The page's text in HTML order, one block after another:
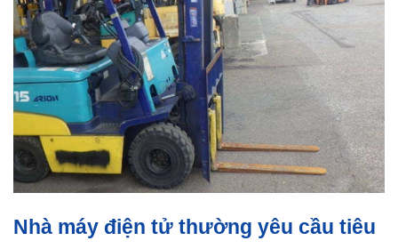
Nhà máy điện tử thường yêu cầu tiêu